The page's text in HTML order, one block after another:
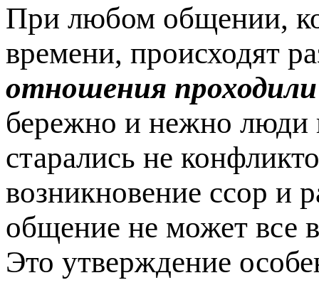
При любом общении,
времени, происходят
отношения
бережно и нежно люди
старались не
возникновение ссор и
общение не может все
Это утверждение